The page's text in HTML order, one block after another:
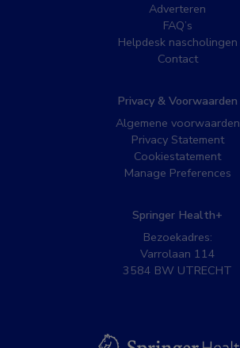
Adverteren
FAQ’s
Helpdesk nascholingen
Contact
Privacy & Voorwaarden
Algemene voorwaarden
Privacy Statement
Cookiestatement
Manage Preferences
Springer Health+
Bezoekadres:
Varrolaan 114
3584 BW UTRECHT